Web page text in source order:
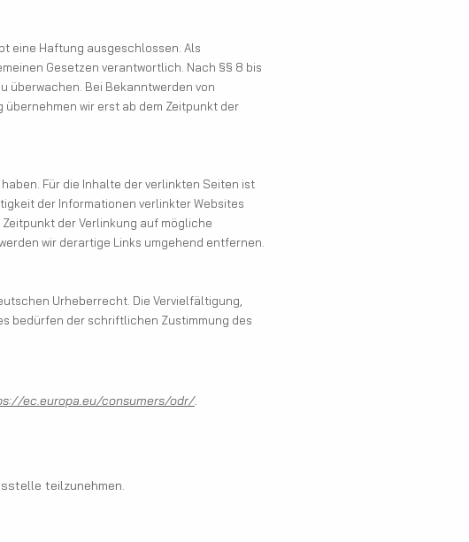
eine Haftung ausgeschlossen. Als
Gesetzen verantwortlich. Nach §§ 8 bis
überwachen. Bei Bekanntwerden von
wir erst ab dem Zeitpunkt der
Für die Inhalte der verlinkten Seiten ist
der Informationen verlinkter Websites
der Verlinkung auf mögliche
wir derartige Links umgehend entfernen.
Urheberrecht. Die Vervielfältigung,
bedürfen der schriftlichen Zustimmung des
ec.europa.eu/consumers/odr/.
teilzunehmen.